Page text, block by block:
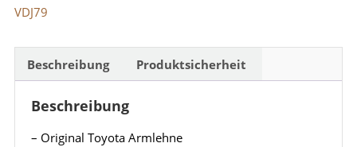
VDJ79
Beschreibung Produktsicherheit
Beschreibung
– Original Toyota Armlehne